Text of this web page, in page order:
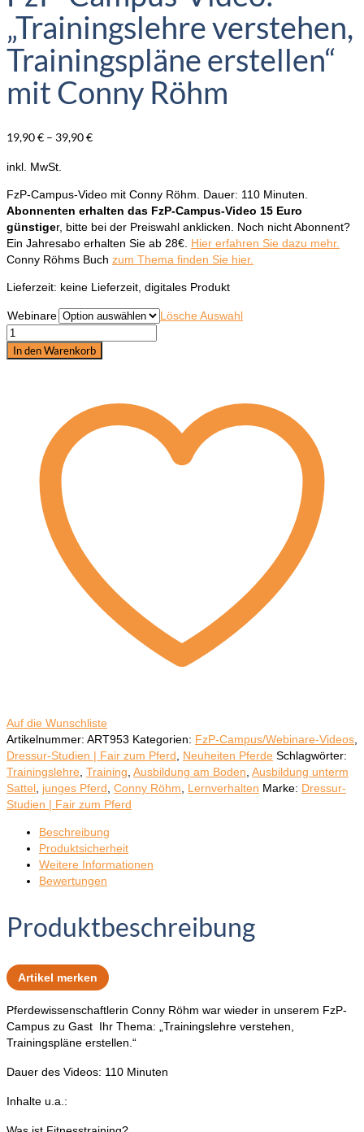
„Trainingslehre verstehen,
Trainingspläne erstellen“
mit Conny Röhm
19,90€ – 39,90€
inkl. MwSt.
FzP-Campus-Video mit Conny Röhm. Dauer: 110 Minuten.
Abonnenten erhalten das FzP-Campus-Video 15 Euro
günstiger, bitte bei der Preiswahl anklicken. Noch nicht Abonnent?
Ein Jahresabo erhalten Sie ab 28€. Hier erfahren Sie dazu mehr.
Conny Röhms Buch zum Thema finden Sie hier.
Lieferzeit: keine Lieferzeit, digitales Produkt
Webinare
Lösche Auswahl
FzP-
Campus-
Trainingspläne
Menge
In den Warenkorb
Auf die Wunschliste
Artikelnummer: ART953 Kategorien: FzP-Campus/Webinare-Videos,
Dressur-Studien | Fair zum Pferd, Neuheiten Pferde Schlagwörter:
Trainingslehre, Training, Ausbildung am Boden, Ausbildung unterm
Sattel, junges Pferd, Conny Röhm, Lernverhalten Marke: Dressur-
Studien | Fair zum Pferd
Beschreibung
Produktsicherheit
Weitere Informationen
Bewertungen
Produktbeschreibung
Artikel merken
Pferdewissenschaftlerin Conny Röhm war wieder in unserem FzP-
Campus zu Gast Ihr Thema: „Trainingslehre verstehen,
Trainingspläne erstellen.“
Dauer des Videos: 110 Minuten
Inhalte u.a.: